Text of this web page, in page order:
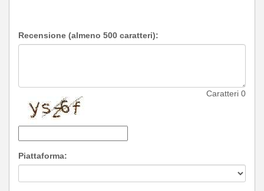
Recensione (almeno 500 caratteri):
Caratteri 0
Piattaforma: